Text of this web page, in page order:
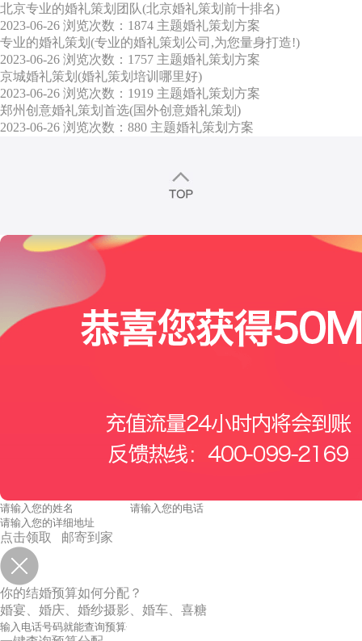
北京专业的婚礼策划团队(北京婚礼策划前十排名)
2023-06-26 浏览次数：1874 主题婚礼策划方案
专业的婚礼策划(专业的婚礼策划公司,为您量身打造!)
2023-06-26 浏览次数：1757 主题婚礼策划方案
京城婚礼策划(婚礼策划培训哪里好)
2023-06-26 浏览次数：1919 主题婚礼策划方案
郑州创意婚礼策划首选(国外创意婚礼策划)
2023-06-26 浏览次数：880 主题婚礼策划方案
点击领取 邮寄到家
你的结婚预算如何分配？
婚宴、婚庆、婚纱摄影、婚车、喜糖